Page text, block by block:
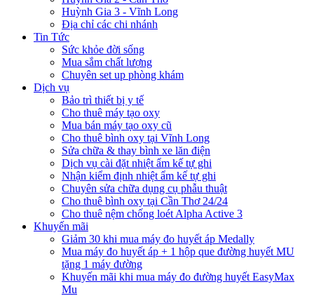
Huỳnh Gia 3 - Vĩnh Long
Địa chỉ các chi nhánh
Tin Tức
Sức khỏe đời sống
Mua sắm chất lượng
Chuyên set up phòng khám
Dịch vụ
Bảo trì thiết bị y tế
Cho thuê máy tạo oxy
Mua bán máy tạo oxy cũ
Cho thuê bình oxy tại Vĩnh Long
Sửa chữa & thay bình xe lăn điện
Dịch vụ cài đặt nhiệt ẩm kế tự ghi
Nhận kiểm định nhiệt ẩm kế tự ghi
Chuyên sửa chữa dụng cụ phẫu thuật
Cho thuê bình oxy tại Cần Thơ 24/24
Cho thuê nệm chống loét Alpha Active 3
Khuyến mãi
Giảm 30 khi mua máy đo huyết áp Medally
Mua máy đo huyết áp + 1 hộp que đường huyết MU
tặng 1 máy đường
Khuyến mãi khi mua máy đo đường huyết EasyMax
Mu